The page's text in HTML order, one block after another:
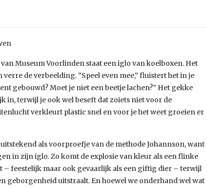
Museum Voorlinden staat een iglo van koelboxen. Het
de verbeelding. “Speel even mee,” fluistert het in je
gebouwd? Moet je niet een beetje lachen?” Het gekke
in, terwijl je ook wel beseft dat zoiets niet voor de
verkleurt plastic snel en voor je het weet groeien er
als voorproefje van de methode Johannson, want
in zijn iglo. Zo komt de explosie van kleur als een flinke
– feestelijk maar ook gevaarlijk als een giftig dier – terwijl
geborgenheid uitstraalt. En hoewel we onderhand wel wat